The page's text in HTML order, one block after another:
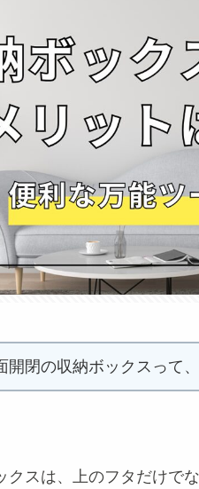
開閉の収納ボックスって
クスは、上のフタだけで